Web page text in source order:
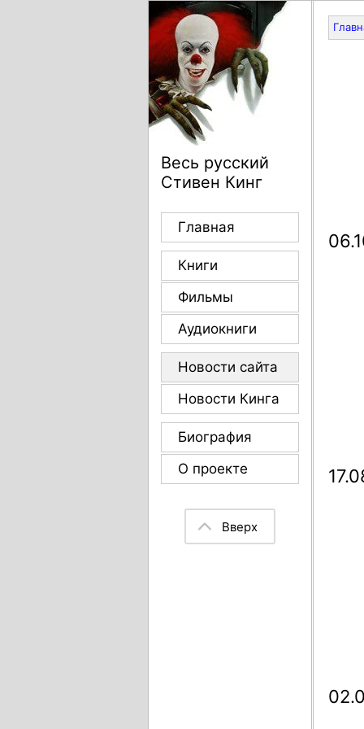
Весь русский
Стивен Кинг
Главная
Книги
Фильмы
Аудиокниги
Новости сайта
Новости Кинга
Биография
О проекте
Вверх